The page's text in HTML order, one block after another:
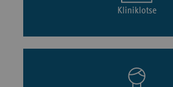
Kliniklotse